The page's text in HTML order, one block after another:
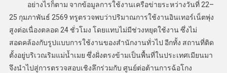
อย่างไรก็ตาม จากข้อมูลการใช้งานเครือข่ายระหว่างวันที่ 22–
25 กุมภาพันธ์ 2569 ทรูตรวจพบว่าปริมาณการใช้งานอินเทอร์เน็ตพุ่ง
สูงต่อเนื่องตลอด 24 ชั่วโมง โดยแทบไม่มีช่วงหยุดใช้งาน ซึ่งไม่
สอดคล้องกับรูปแบบการใช้งานของสำนักงานทั่วไป อีกทั้ง สถานที่ติด
ตั้งอยู่บริเวณริมแม่น้ำเมย ซึ่งฝั่งตรงข้ามเป็นพื้นที่ในประเทศเมียนมา
จึงนำไปสู่การตรวจสอบเชิงลึกร่วมกับ ศูนย์ต่อต้านการฉ้อโกง